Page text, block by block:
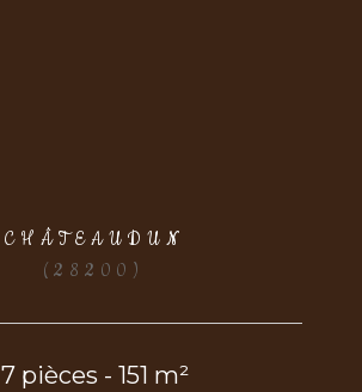
CHÂTEAUDUN
(28200)
7 pièces - 151 m²